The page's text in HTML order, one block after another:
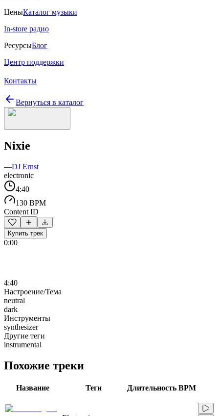
ЦеныКаталог музыки
In-store радио
РесурсыБлог
Центр поддержки
Контакты
Вернуться в каталог
Nixie
—DJ Ernst
electronic
4:40
130 BPM
Content ID
Купить трек
0:00
4:40
Настроение/Тема
neutral
dark
Инструменты
synthesizer
Другие теги
instrumental
Похожие треки
Название Теги Длительность BPM